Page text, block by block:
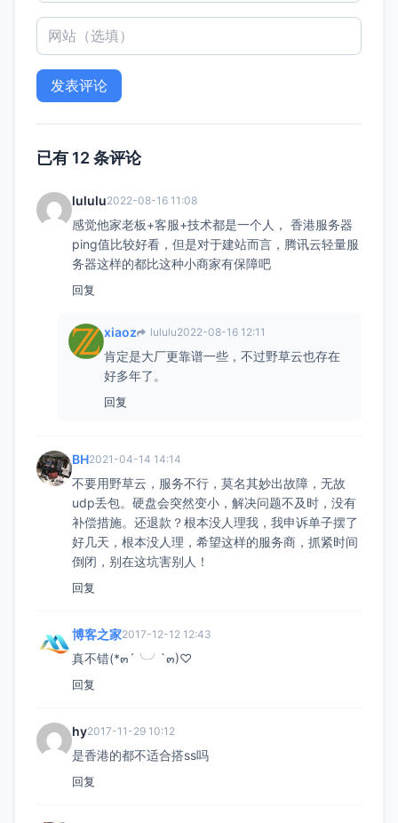
已有 12 条评论
lululu2022-08-16 11:08
感觉他家老板+客服+技术都是一个人， 香港服务器
ping值比较好看，但是对于建站而言，腾讯云轻量服
务器这样的都比这种小商家有保障吧
回复
xiaoz lululu2022-08-16 12:11
肯定是大厂更靠谱一些，不过野草云也存在
好多年了。
回复
BH2021-04-14 14:14
不要用野草云，服务不行，莫名其妙出故障，无故
udp丢包。硬盘会突然变小，解决问题不及时，没有
补偿措施。还退款？根本没人理我，我申诉单子摆了
好几天，根本没人理，希望这样的服务商，抓紧时间
倒闭，别在这坑害别人！
回复
博客之家2017-12-12 12:43
真不错(*๓´╰╯`๓)♡
回复
hy2017-11-29 10:12
是香港的都不适合搭ss吗
回复